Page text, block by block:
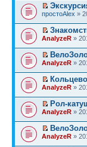
простоAlex »
AnalyzeR »
AnalyzeR »
AnalyzeR »
Рол-
AnalyzeR »
AnalyzeR »